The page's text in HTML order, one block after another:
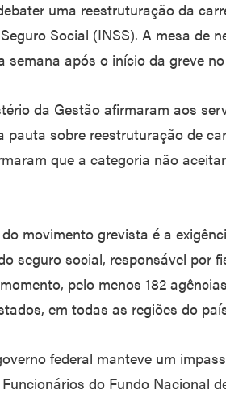
uma reestruturação da
Social (INSS). A mesa de
semana após o início da greve
da Gestão afirmaram aos
pauta sobre reestruturação de
que a categoria não
movimento grevista é a
seguro social, responsável por
pelo menos 182
em todas as regiões do
federal manteve um
do Fundo Nacional